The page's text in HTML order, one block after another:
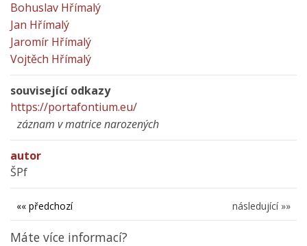
Bohuslav Hřímalý
Jan Hřímalý
Jaromír Hřímalý
Vojtěch Hřímalý
související odkazy
https://portafontium.eu/
záznam v matrice narozených
autor
ŠPf
následující »»
«« předchozí
Máte více informací?